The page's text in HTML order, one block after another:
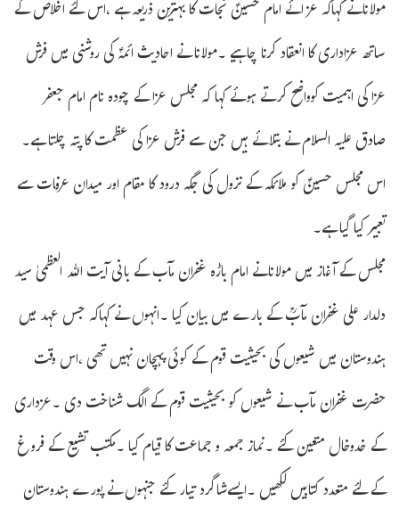
مولانانے کہاکہ عزائے امام حسینؑ نجات کا بہترین ذریعہ ہے ،اس لئے اخلاص کے
ساتھ عزاداری کا انعقاد کرنا چاہیے ۔مولانا نے احادیث ائمہؑ کی روشنی میں فرش
عزا کی اہمیت کوواضح کرتے ہوئے کہا کہ مجلس عزا کے چودہ نام امام جعفر
صادق علیہ السلام نے بتلائے ہیں جن سے فرش عزا کی عظمت کا پتہ چلتا ہے۔
اس مجلس حسینؑ کو ملائکہ کے نزول کی جگہ درود کا مقام اور میدان عرفات سے
تعبیر کیا گیا ہے۔
مجلس کے آغاز میں مولانانے امام باڑہ غفران مآب کے بانی آیت اللہ العظمیٰ سید
دلدار علی غفران مآبؒ کے بارے میں بیان کیا ۔انہوں نے کہاکہ جس عہد میں
ہندوستان میں شیعوں کی بحیثیت قوم کے کوئی پہچان نہیں تھی ،اس وقت
حضرت غفران مآب نے شیعوں کو بحیثیت قوم کے الگ شناخت دی ۔عزداری
کے خدوخال متعین کئے ۔نماز جمعہ و جماعت کا قیام کیا ۔مکتب تشیع کے فروغ
کے لئے متعدد کتابیں لکھیں ۔ایسےشاگرد تیار کئے جنہوں نے پورے ہندوستان